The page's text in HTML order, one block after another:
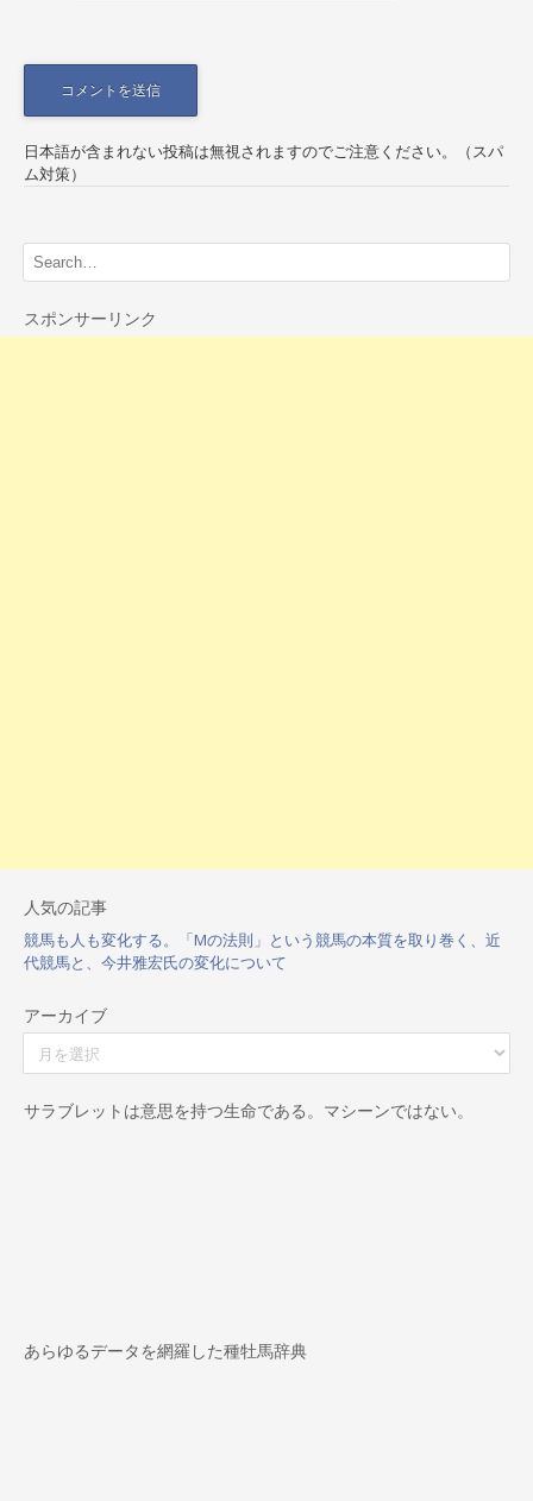
日本語が含まれない投稿は無視されますのでご注意ください。（スパ
ム対策）
スポンサーリンク
人気の記事
競馬も人も変化する。「Mの法則」という競馬の本質を取り巻く、近
代競馬と、今井雅宏氏の変化について
アーカイブ
イ
サラブレットは意思を持つ生命である。マシーンではない。
あらゆるデータを網羅した種牡馬辞典